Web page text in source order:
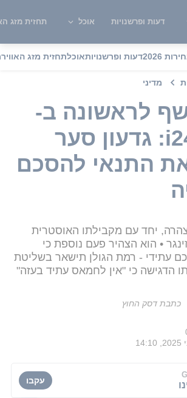
דעות ופרשנויות אוכל תחזית מזג
2026 דעות ופרשנויותאוכלתחזית מזג האוויר
מדיני
לראשונה ב-
i24NEWS: גדעון סער
התנאי להסכם
יחד עם מקבילתו האוסטרית
• הוא הצהיר פעם נוספת כי
עתידי - רמת הגולן תישאר בשליטת
הדגישה כי "אין לחמאס עתיד בעזה"
כתבת דסק החוץ
עקבו